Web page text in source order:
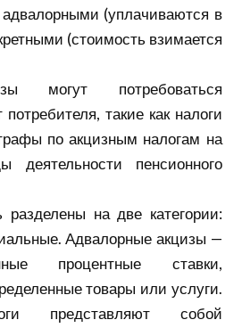
(уплачиваются в
(стоимость взимается
могут потребоваться
такие как налоги
по акцизным налогам на
деятельности пенсионного
на две категории:
Адвалорные акцизы —
процентные ставки,
товары или услуги.
представляют собой